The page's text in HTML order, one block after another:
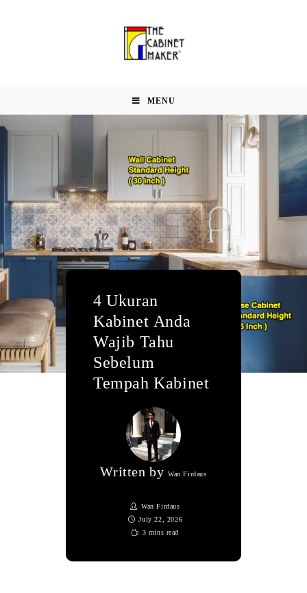
MENU
4 Ukuran
Kabinet Anda
Wajib Tahu
Sebelum
Tempah Kabinet
Written by Wan Firdaus
Wan Firdaus
July 22, 2026
3 mins read